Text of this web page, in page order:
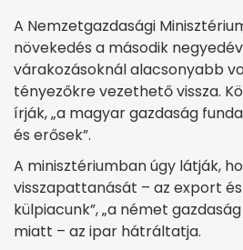
A Nemzetgazdasági
növekedés a második
várakozásoknál alacsonyabb
tényezőkre vezethető vissza.
írják, „a magyar gazdaság
és erősek”.
A minisztériumban úgy látják,
visszapattanását – az export
külpiacunk”, „a német
miatt – az ipar hátráltatja.